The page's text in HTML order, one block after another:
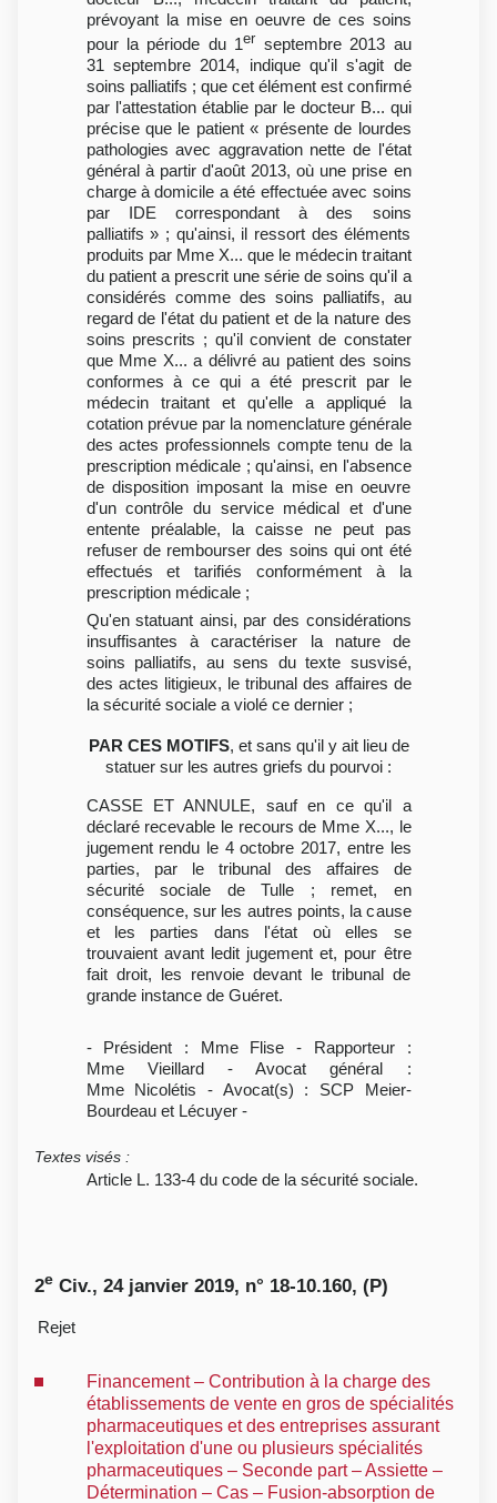
prévoyant la mise en oeuvre de ces soins
pour la période du 1er septembre 2013 au
31 septembre 2014, indique qu'il s'agit de
soins palliatifs ; que cet élément est confirmé
par l'attestation établie par le docteur B... qui
précise que le patient « présente de lourdes
pathologies avec aggravation nette de l'état
général à partir d'août 2013, où une prise en
charge à domicile a été effectuée avec soins
par IDE correspondant à des soins
palliatifs » ; qu'ainsi, il ressort des éléments
produits par Mme X... que le médecin traitant
du patient a prescrit une série de soins qu'il a
considérés comme des soins palliatifs, au
regard de l'état du patient et de la nature des
soins prescrits ; qu'il convient de constater
que Mme X... a délivré au patient des soins
conformes à ce qui a été prescrit par le
médecin traitant et qu'elle a appliqué la
cotation prévue par la nomenclature générale
des actes professionnels compte tenu de la
prescription médicale ; qu'ainsi, en l'absence
de disposition imposant la mise en oeuvre
d'un contrôle du service médical et d'une
entente préalable, la caisse ne peut pas
refuser de rembourser des soins qui ont été
effectués et tarifiés conformément à la
prescription médicale ;
Qu'en statuant ainsi, par des considérations
insuffisantes à caractériser la nature de
soins palliatifs, au sens du texte susvisé,
des actes litigieux, le tribunal des affaires de
la sécurité sociale a violé ce dernier ;
PAR CES MOTIFS, et sans qu'il y ait lieu de
statuer sur les autres griefs du pourvoi :
CASSE ET ANNULE, sauf en ce qu'il a
déclaré recevable le recours de Mme X..., le
jugement rendu le 4 octobre 2017, entre les
parties, par le tribunal des affaires de
sécurité sociale de Tulle ; remet, en
conséquence, sur les autres points, la cause
et les parties dans l'état où elles se
trouvaient avant ledit jugement et, pour être
fait droit, les renvoie devant le tribunal de
grande instance de Guéret.
- Président : Mme Flise - Rapporteur :
Mme Vieillard - Avocat général :
Mme Nicolétis - Avocat(s) : SCP Meier-
Bourdeau et Lécuyer -
Textes visés :
Article L. 133-4 du code de la sécurité sociale.
2e Civ., 24 janvier 2019, n° 18-10.160, (P)
Rejet
Financement – Contribution à la charge des
établissements de vente en gros de spécialités
pharmaceutiques et des entreprises assurant
l'exploitation d'une ou plusieurs spécialités
pharmaceutiques – Seconde part – Assiette –
Détermination – Cas – Fusion-absorption de